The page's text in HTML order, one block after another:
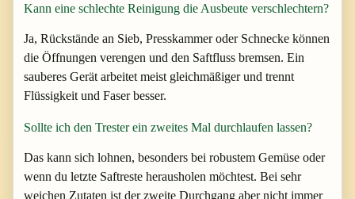
Kann eine schlechte Reinigung die Ausbeute verschlechtern?
Ja, Rückstände an Sieb, Presskammer oder Schnecke können
die Öffnungen verengen und den Saftfluss bremsen. Ein
sauberes Gerät arbeitet meist gleichmäßiger und trennt
Flüssigkeit und Faser besser.
Sollte ich den Trester ein zweites Mal durchlaufen lassen?
Das kann sich lohnen, besonders bei robustem Gemüse oder
wenn du letzte Saftreste herausholen möchtest. Bei sehr
weichen Zutaten ist der zweite Durchgang aber nicht immer